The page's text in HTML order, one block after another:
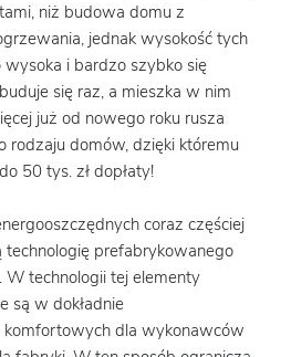
niż budowa domu z
jednak wysokość tych
i bardzo szybko się
się raz, a mieszka w nim
już od nowego roku rusza
rodzaju domów, dzięki któremu
50 tys. zł dopłaty!
coraz częściej
technologię prefabrykowanego
W technologii tej elementy
są w dokładnie
dla wykonawców